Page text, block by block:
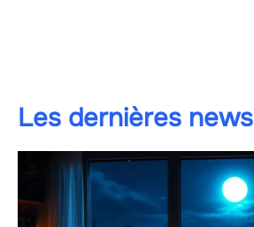
Les dernières news